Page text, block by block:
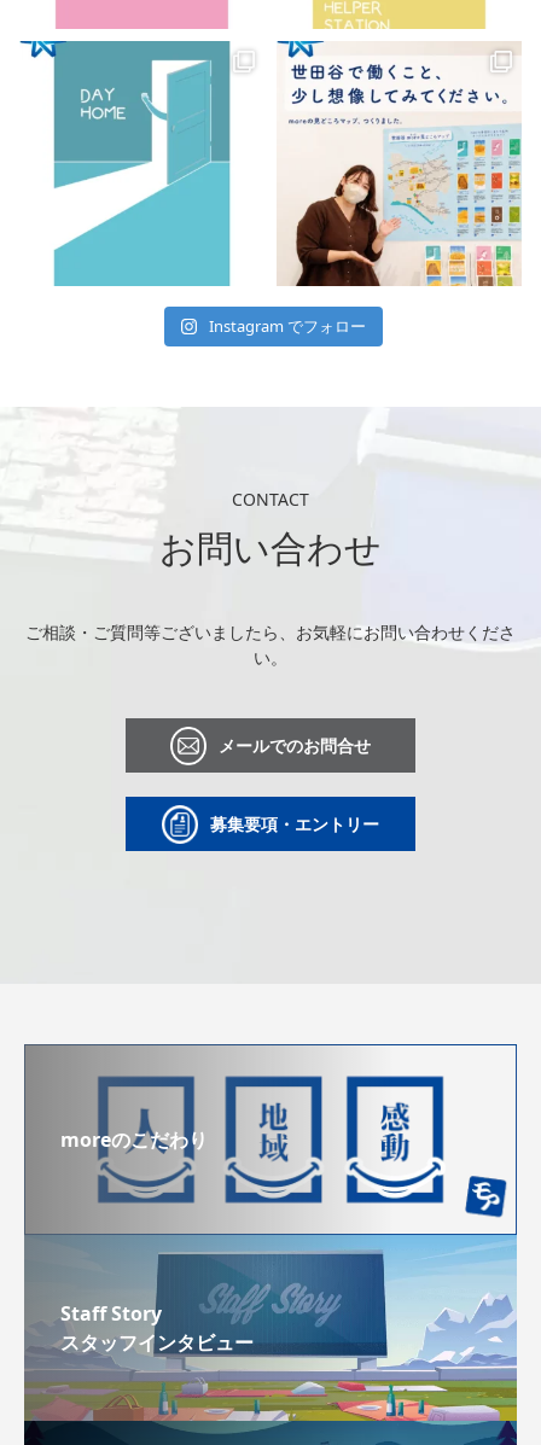
Instagram でフォロー
CONTACT
お問い合わせ
ご相談・ご質問等ございましたら、お気軽にお問い合わせくださ
い。
メールでのお問合せ
募集要項・エントリー
moreのこだわり
Staff Story
スタッフインタビュー